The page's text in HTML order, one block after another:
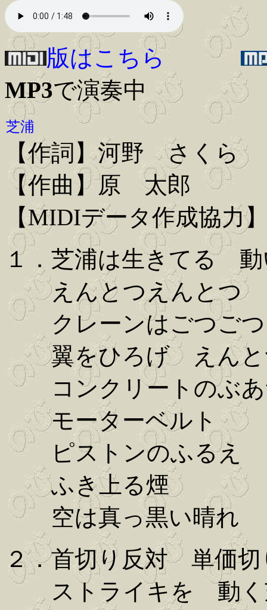
版はこちら
MP3で演奏中
芝浦
【作詞】河野 さくら
【作曲】原 太郎
【MIDIデータ作成協力
１．芝浦は生きてる
えんとつえんとつ
クレーンはごつごつ
翼をひろげ えんと
コンクリートのぶあ
モーターベルト
ピストンのふるえ
ふき上る煙
空は真っ黒い晴れ
２．首切り反対 単価切
ストライキを 動く